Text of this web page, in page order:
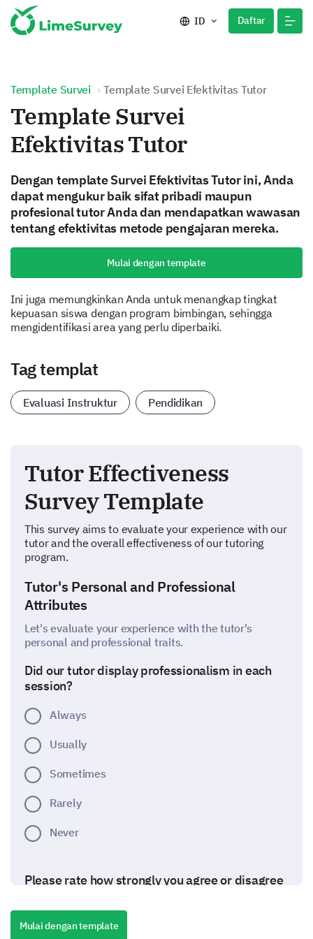
ID Daftar
Template Survei Template Survei Efektivitas Tutor
Template Survei
Efektivitas Tutor
Dengan template Survei Efektivitas Tutor ini, Anda
dapat mengukur baik sifat pribadi maupun
profesional tutor Anda dan mendapatkan wawasan
tentang efektivitas metode pengajaran mereka.
Mulai dengan template
Ini juga memungkinkan Anda untuk menangkap tingkat
kepuasan siswa dengan program bimbingan, sehingga
mengidentifikasi area yang perlu diperbaiki.
Tag templat
Evaluasi Instruktur Pendidikan
Tutor Effectiveness
Survey Template
This survey aims to evaluate your experience with our
tutor and the overall effectiveness of our tutoring
program.
Tutor's Personal and Professional
Attributes
Let's evaluate your experience with the tutor's
personal and professional traits.
Did our tutor display professionalism in each
session?
Always
Usually
Sometimes
Rarely
Never
Please rate how strongly you agree or disagree
(1- Strongly disagree, 5- Strongly agree)
Mulai dengan template